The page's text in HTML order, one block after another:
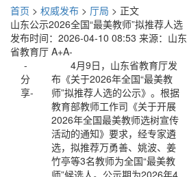
首页 > 权威发布 > 厅局 > 正文
山东公示2026全国“最美教师”拟推荐人选
发布时间：2026-04-10 08:53 来源：山东
省教育厅 A+A-
-
分
享-
4月9日，山东省教育厅发
布《关于2026年全国“最美教
师”拟推荐人选的公示》。根据
教育部教师工作司《关于开展
2026年全国最美教师选树宣传
活动的通知》要求，经专家遴
选，拟推荐万勇善、姚波、姜
竹亭等3名教师为全国“最美教
师”候选人。公示期为2026年4